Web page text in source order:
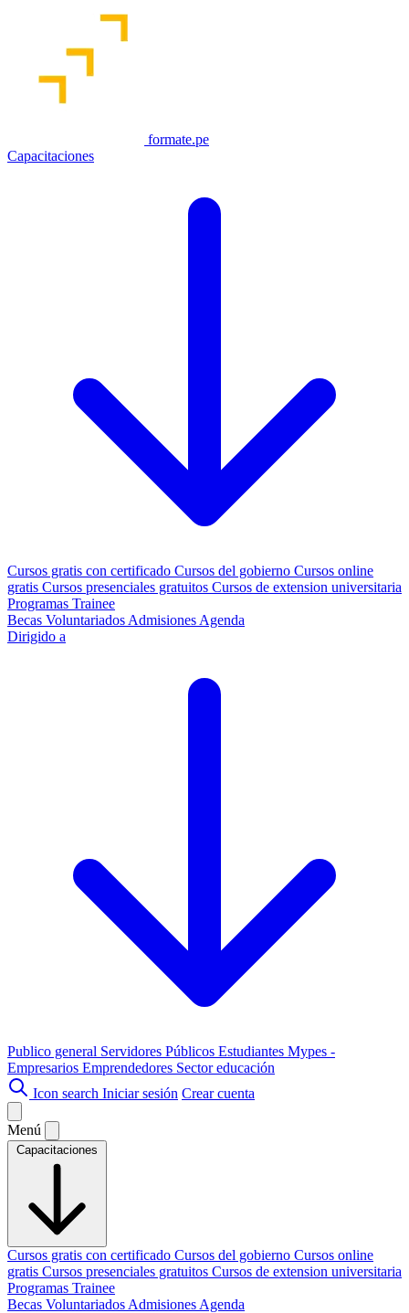
formate.pe
Capacitaciones
Cursos gratis con certificado Cursos del gobierno Cursos online
gratis Cursos presenciales gratuitos Cursos de extension universitaria
Programas Trainee
Becas Voluntariados Admisiones Agenda
Dirigido a
Publico general Servidores Públicos Estudiantes Mypes -
Empresarios Emprendedores Sector educación
Icon search Iniciar sesión Crear cuenta
Menú
Capacitaciones
Cursos gratis con certificado Cursos del gobierno Cursos online
gratis Cursos presenciales gratuitos Cursos de extension universitaria
Programas Trainee
Becas Voluntariados Admisiones Agenda